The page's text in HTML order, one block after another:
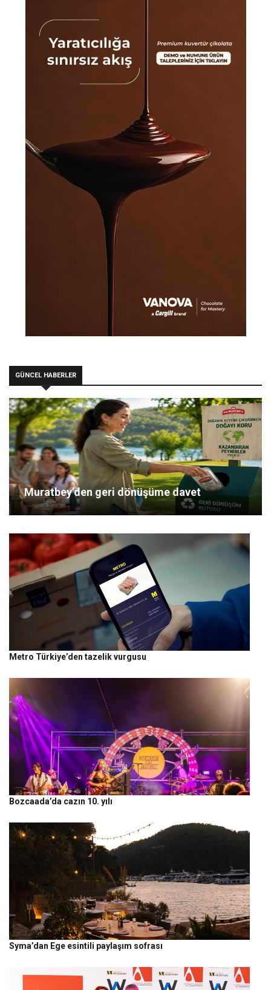
GÜNCEL HABERLER
Muratbey’den geri dönüşüme davet
Metro Türkiye’den tazelik vurgusu
Bozcaada’da cazın 10. yılı
Syma’dan Ege esintili paylaşım sofrası